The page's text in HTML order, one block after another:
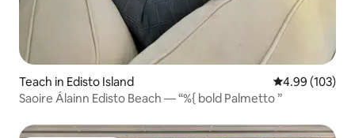
Teach in Edisto Island Meánrátáil
4.99 (103)
Saoire Álainn Edisto Beach — “%{ bold Palmetto ”